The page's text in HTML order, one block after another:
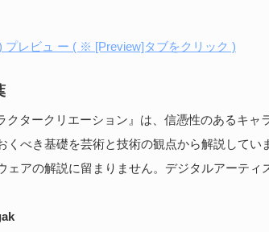
プレビュ ー ( ※ [Preview]タブをクリック )
クタークリエーション』は、信憑性のあるキャ
くべき基礎を芸術と技術の観点から解説してい
ェアの解説に留まりません。デジタルアーティ